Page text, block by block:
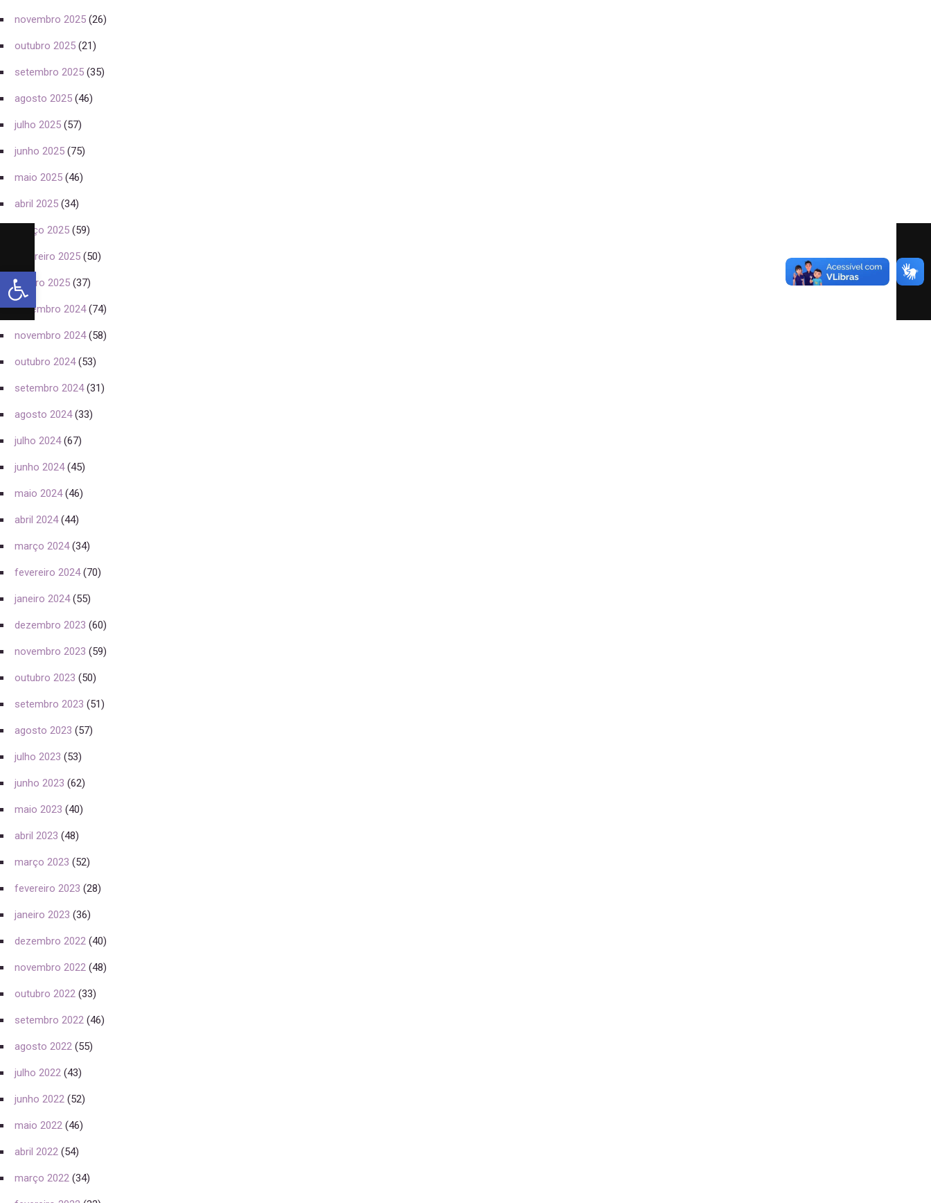
novembro 2025 (26)
outubro 2025 (21)
setembro 2025 (35)
agosto 2025 (46)
julho 2025 (57)
junho 2025 (75)
maio 2025 (46)
abril 2025 (34)
março 2025 (59)
fevereiro 2025 (50)
janeiro 2025 (37)
dezembro 2024(74)
novembro 2024(58)
outubro 2024(53)
setembro 2024(31)
agosto 2024(33)
julho 2024(67)
junho 2024(45)
maio 2024(46)
abril 2024(44)
março 2024(34)
fevereiro 2024(70)
janeiro 2024(55)
dezembro 2023 (60)
novembro 2023 (59)
outubro 2023 (50)
setembro 2023 (51)
agosto 2023 (57)
julho 2023 (53)
junho 2023 (62)
maio 2023 (40)
abril 2023 (48)
março 2023 (52)
fevereiro 2023 (28)
janeiro 2023 (36)
dezembro 2022 (40)
novembro 2022 (48)
outubro 2022 (33)
setembro 2022 (46)
agosto 2022 (55)
julho 2022 (43)
junho 2022 (52)
maio 2022 (46)
abril 2022 (54)
março 2022 (34)
Abrir a barra de ferramentas